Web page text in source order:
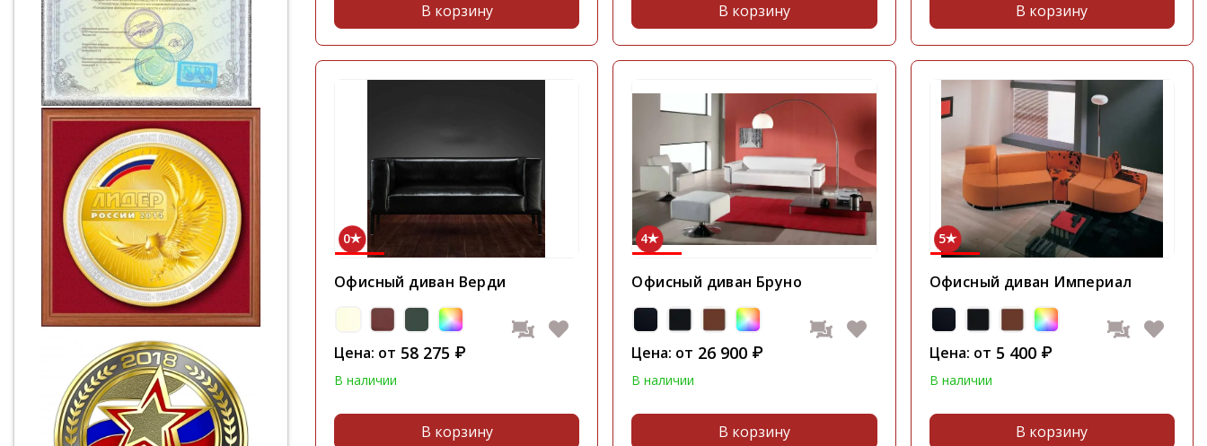
В корзину В корзину В корзину
0
Офисный диван Верди
Цена: от 58 275 ₽
В наличии
В корзину
4
Офисный диван Бруно
Цена: от 26 900 ₽
В наличии
В корзину
5
Офисный диван Империал
Цена: от 5 400 ₽
В наличии
В корзину